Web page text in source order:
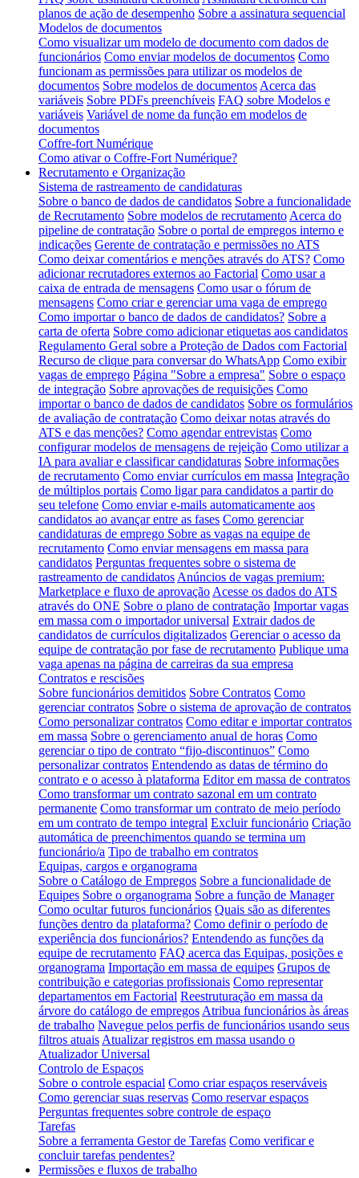
planos de ação de desempenho Sobre a assinatura sequencial
Modelos de documentos
Como visualizar um modelo de documento com dados de
funcionários Como enviar modelos de documentos Como
funcionam as permissões para utilizar os modelos de
documentos Sobre modelos de documentos Acerca das
variáveis Sobre PDFs preenchíveis FAQ sobre Modelos e
variáveis Variável de nome da função em modelos de
documentos
Coffre-fort Numérique
Como ativar o Coffre-Fort Numérique?
Recrutamento e Organização
Sistema de rastreamento de candidaturas
Sobre o banco de dados de candidatos Sobre a funcionalidade
de Recrutamento Sobre modelos de recrutamento Acerca do
pipeline de contratação Sobre o portal de empregos interno e
indicações Gerente de contratação e permissões no ATS
Como deixar comentários e menções através do ATS? Como
adicionar recrutadores externos ao Factorial Como usar a
caixa de entrada de mensagens Como usar o fórum de
mensagens Como criar e gerenciar uma vaga de emprego
Como importar o banco de dados de candidatos? Sobre a
carta de oferta Sobre como adicionar etiquetas aos candidatos
Regulamento Geral sobre a Proteção de Dados com Factorial
Recurso de clique para conversar do WhatsApp Como exibir
vagas de emprego Página "Sobre a empresa" Sobre o espaço
de integração Sobre aprovações de requisições Como
importar o banco de dados de candidatos Sobre os formulários
de avaliação de contratação Como deixar notas através do
ATS e das menções? Como agendar entrevistas Como
configurar modelos de mensagens de rejeição Como utilizar a
IA para avaliar e classificar candidaturas Sobre informações
de recrutamento Como enviar currículos em massa Integração
de múltiplos portais Como ligar para candidatos a partir do
seu telefone Como enviar e-mails automaticamente aos
candidatos ao avançar entre as fases Como gerenciar
candidaturas de emprego Sobre as vagas na equipe de
recrutamento Como enviar mensagens em massa para
candidatos Perguntas frequentes sobre o sistema de
rastreamento de candidatos Anúncios de vagas premium:
Marketplace e fluxo de aprovação Acesse os dados do ATS
através do ONE Sobre o plano de contratação Importar vagas
em massa com o importador universal Extrair dados de
candidatos de currículos digitalizados Gerenciar o acesso da
equipe de contratação por fase de recrutamento Publique uma
vaga apenas na página de carreiras da sua empresa
Contratos e rescisões
Sobre funcionários demitidos Sobre Contratos Como
gerenciar contratos Sobre o sistema de aprovação de contratos
Como personalizar contratos Como editar e importar contratos
em massa Sobre o gerenciamento anual de horas Como
gerenciar o tipo de contrato “fijo-discontinuos” Como
personalizar contratos Entendendo as datas de término do
contrato e o acesso à plataforma Editor em massa de contratos
Como transformar um contrato sazonal em um contrato
permanente Como transformar um contrato de meio período
em um contrato de tempo integral Excluir funcionário Criação
automática de preenchimentos quando se termina um
funcionário/a Tipo de trabalho em contratos
Equipas, cargos e organograma
Sobre o Catálogo de Empregos Sobre a funcionalidade de
Equipes Sobre o organograma Sobre a função de Manager
Como ocultar futuros funcionários Quais são as diferentes
funções dentro da plataforma? Como definir o período de
experiência dos funcionários? Entendendo as funções da
equipe de recrutamento FAQ acerca das Equipas, posições e
organograma Importação em massa de equipes Grupos de
contribuição e categorias profissionais Como representar
departamentos em Factorial Reestruturação em massa da
árvore do catálogo de empregos Atribua funcionários às áreas
de trabalho Navegue pelos perfis de funcionários usando seus
filtros atuais Atualizar registros em massa usando o
Atualizador Universal
Controlo de Espaços
Sobre o controle espacial Como criar espaços reserváveis
Como gerenciar suas reservas Como reservar espaços
Perguntas frequentes sobre controle de espaço
Tarefas
Sobre a ferramenta Gestor de Tarefas Como verificar e
concluir tarefas pendentes?
Permissões e fluxos de trabalho